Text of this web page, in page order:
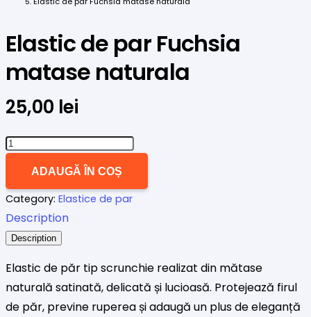
Elastic de par Fuchsia
matase naturala
25,00 lei
Cantitate
par
Fuchsia
matase
ADAUGĂ ÎN COȘ
Category: Elastice de par
Description
Description
Elastic de păr tip scrunchie realizat din mătase
naturală satinată, delicată și lucioasă. Protejează firul
de păr, previne ruperea și adaugă un plus de eleganță